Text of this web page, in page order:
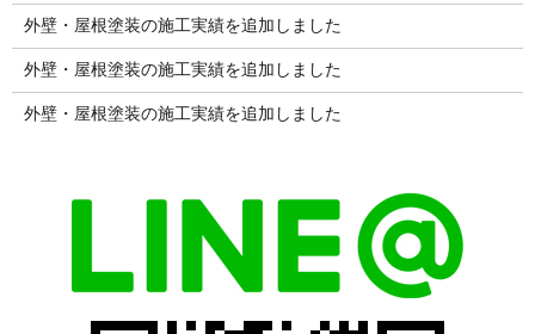
外壁・屋根塗装の施工実績を追加しました
外壁・屋根塗装の施工実績を追加しました
外壁・屋根塗装の施工実績を追加しました